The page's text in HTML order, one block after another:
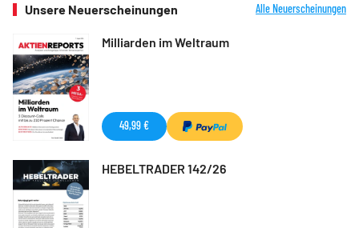
Unsere Neuerscheinungen Alle Neuerscheinungen
Milliarden im Weltraum
49,99 €
HEBELTRADER 142/26